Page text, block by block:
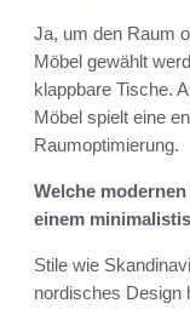
Ja, um den Raum
Möbel gewählt
klappbare Tische.
Möbel spielt eine
Raumoptimierung.
Welche
einem
Stile wie
nordisches Design